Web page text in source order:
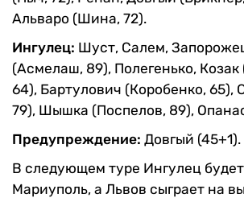
Альваро (Шина, 72).
Ингулец: Шуст, Салем,
(Асмелаш, 89), Полегенько, Козак
64), Бартулович (Коробенко, 65),
79), Шышка (Поспелов, 89),
Предупреждение: Довгый (45+1).
В следующем туре Ингулец
Мариуполь, а Львов сыграет на